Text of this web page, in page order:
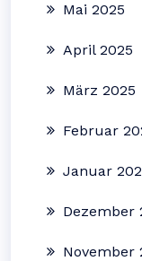
Mai 2025
April 2025
März 2025
Februar
Januar
Dezember
November